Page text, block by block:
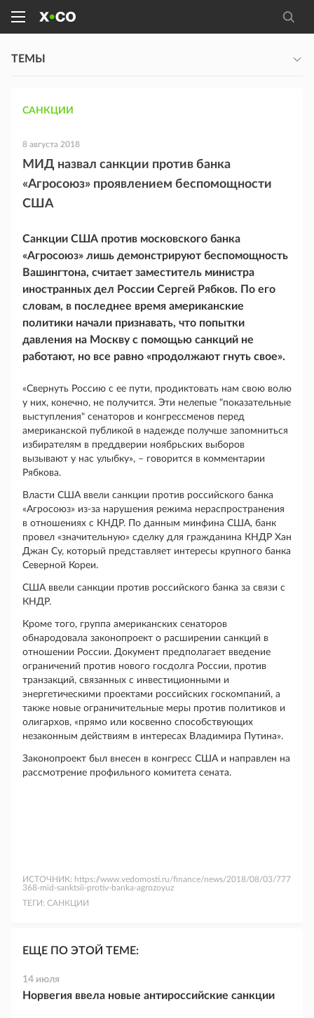
ТЕМЫ
САНКЦИИ
8 августа 2018
МИД назвал санкции против банка
«Агросоюз» проявлением беспомощности
США
Санкции США против московского банка
«Агросоюз» лишь демонстрируют беспомощность
Вашингтона, считает заместитель министра
иностранных дел России Сергей Рябков. По его
словам, в последнее время американские
политики начали признавать, что попытки
давления на Москву с помощью санкций не
работают, но все равно «продолжают гнуть свое».
«Свернуть Россию с ее пути, продиктовать нам свою волю
у них, конечно, не получится. Эти нелепые "показательные
выступления" сенаторов и конгрессменов перед
американской публикой в надежде получше запомниться
избирателям в преддверии ноябрьских выборов
вызывают у нас улыбку», – говорится в комментарии
Рябкова.
Власти США ввели санкции против российского банка
«Агросоюз» из-за нарушения режима нераспространения
в отношениях с КНДР. По данным минфина США, банк
провел «значительную» сделку для гражданина КНДР Хан
Джан Су, который представляет интересы крупного банка
Северной Кореи.
США ввели санкции против российского банка за связи с
КНДР.
Кроме того, группа американских сенаторов
обнародовала законопроект о расширении санкций в
отношении России. Документ предполагает введение
ограничений против нового госдолга России, против
транзакций, связанных с инвестиционными и
энергетическими проектами российских госкомпаний, а
также новые ограничительные меры против политиков и
олигархов, «прямо или косвенно способствующих
незаконным действиям в интересах Владимира Путина».
Законопроект был внесен в конгресс США и направлен на
рассмотрение профильного комитета сената.
ИСТОЧНИК: https://www.vedomosti.ru/finance/news/2018/08/03/777
368-mid-sanktsii-protiv-banka-agrozoyuz
ТЕГИ: САНКЦИИ
ЕЩЕ ПО ЭТОЙ ТЕМЕ:
14 июля
Норвегия ввела новые антироссийские санкции